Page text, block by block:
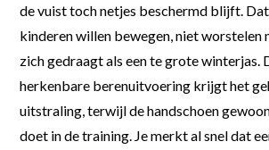
de vuist toch netjes beschermd blijft.
kinderen willen bewegen, niet worstelen
zich gedraagt als een te grote winterjas.
herkenbare berenuitvoering krijgt het
uitstraling, terwijl de handschoen
doet in de training. Je merkt al snel dat